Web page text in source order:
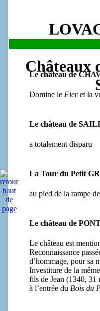
Châteaux
Lechâteau de
Domine le Fieret la
Le château de
a totalement disparu
La Tour du Petit
au pied de la rampe
Le château de
Le château est
Reconnaissance
d’hommage, pour sa
Investiture de la
fils de Jean (1340, 31
à l’entrée du Bois du